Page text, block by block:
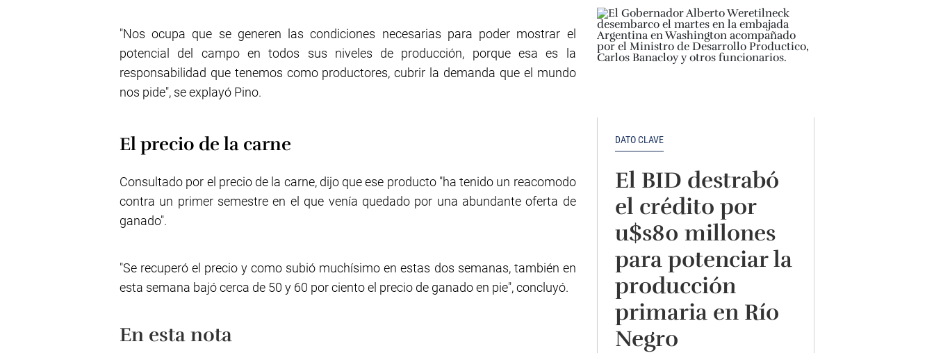
"Nos ocupa que se generen las condiciones necesarias para poder mostrar el
potencial del campo en todos sus niveles de producción, porque esa es la
responsabilidad que tenemos como productores, cubrir la demanda que el mundo
nos pide", se explayó Pino.
El precio de la carne
Consultado por el precio de la carne, dijo que ese producto "ha tenido un reacomodo
contra un primer semestre en el que venía quedado por una abundante oferta de
ganado".
"Se recuperó el precio y como subió muchísimo en estas dos semanas, también en
esta semana bajó cerca de 50 y 60 por ciento el precio de ganado en pie", concluyó.
En esta nota
DATO CLAVE
El BID destrabó
el crédito por
u$s80 millones
para potenciar la
producción
primaria en Río
Negro